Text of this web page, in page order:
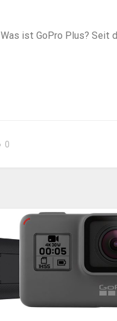
Was ist GoPro Plus? Seit
0